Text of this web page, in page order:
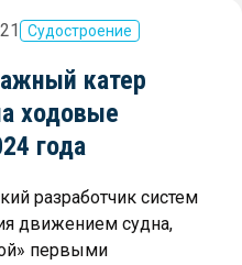
Судостроение
катер
ходовые
года
разработчик систем
движением судна,
первыми